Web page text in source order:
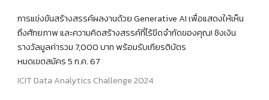
การแข่งขันสร้างสรรค์ผลงานด้วย Generative AI เพื่อแสดงให้เห็น
ถึงศักยภาพ และความคิดสร้างสรรค์ที่ไร้ขีดจำกัดของคุณ! ชิงเงิน
รางวัลมูลค่ารวม 7,000 บาท พร้อมรับเกียรติบัตร
หมดเขตสมัคร 5 ก.ค. 67
ICIT Data Analytics Challenge 2024